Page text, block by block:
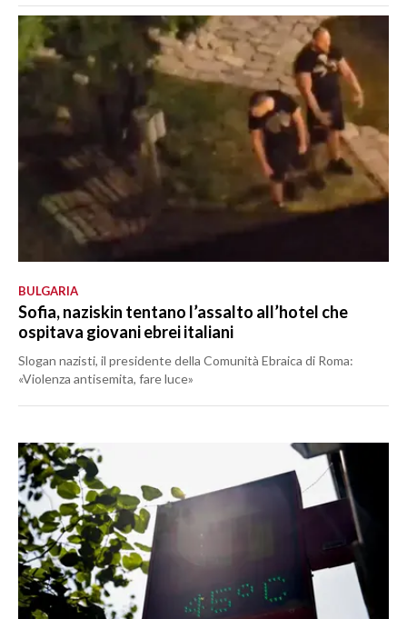
BULGARIA
Sofia, naziskin tentano l’assalto all’hotel che
ospitava giovani ebrei italiani
Slogan nazisti, il presidente della Comunità Ebraica di Roma:
«Violenza antisemita, fare luce»